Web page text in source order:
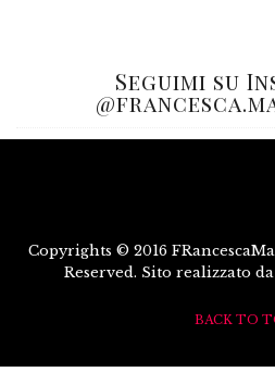
Seguimi su
Copyrights © 2016
Reserved. Sito realizzato
BACK TO